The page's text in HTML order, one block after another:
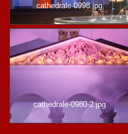
cathedrale-0998.jpg
cathedrale-0980-2.jpg